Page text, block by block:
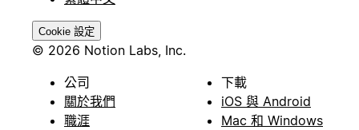
Cookie 設定
© 2026 Notion Labs, Inc.
公司
關於我們
職涯
下載
iOS 與 Android
Mac 和 Windows